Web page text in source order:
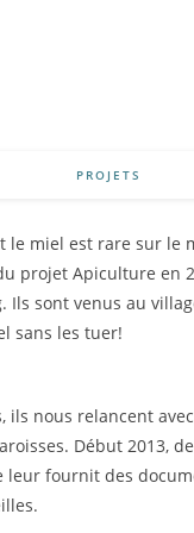
PROJETS
miel est rare sur le
projet Apiculture en
Ils sont venus au
sans les tuer!
nous relancent
Début 2013,
fournit des